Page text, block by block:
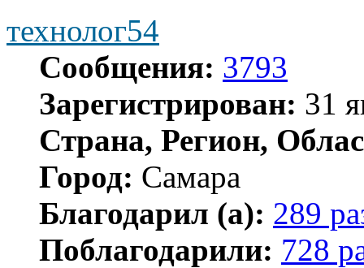
технолог54
Сообщения: 3793
Зарегистрирован: 31
Страна, Регион,
Город: Самара
Благодарил (а): 289
Поблагодарили: 728